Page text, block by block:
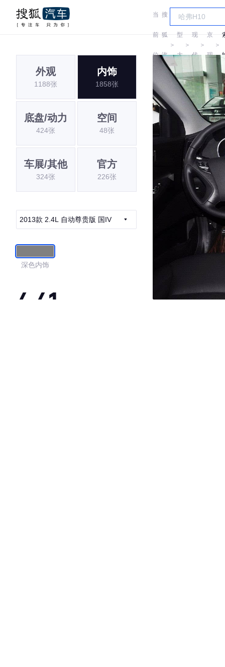
当
前
位
搜
狐
汽
＞
车
型
大
全
＞
现
代
＞
京
现
代
＞
外观
1188张
内饰
1858张
底盘/动力
424张
空间
48张
车展/其他
324张
官方
226张
2013款 2.4L 自动尊贵版 国IV
深色内饰
4.41